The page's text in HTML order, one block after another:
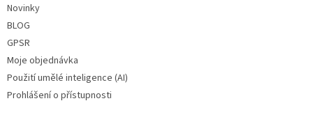
Novinky
BLOG
GPSR
Moje objednávka
Použití umělé inteligence (AI)
Prohlášení o přístupnosti